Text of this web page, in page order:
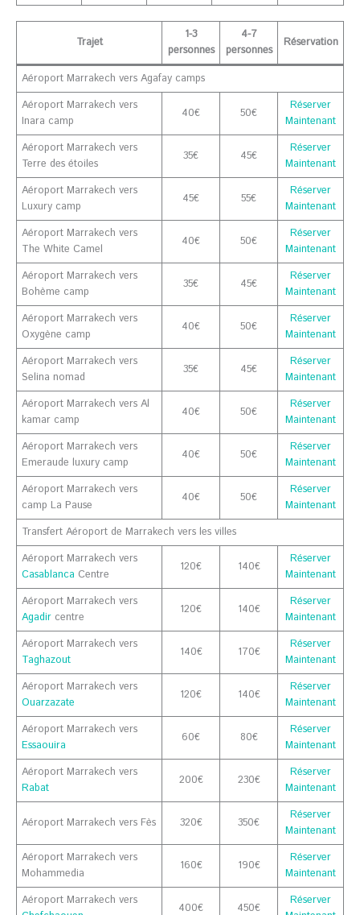
Trajet
1-3
personnes
4-7
personnes
Réservation
Aéroport Marrakech vers Agafay camps
Aéroport Marrakech vers
Inara camp
40€ 50€
Réserver
Maintenant
Aéroport Marrakech vers
Terre des étoiles
35€ 45€
Réserver
Maintenant
Aéroport Marrakech vers
Luxury camp
45€ 55€
Réserver
Maintenant
Aéroport Marrakech vers
The White Camel
40€ 50€
Réserver
Maintenant
Aéroport Marrakech vers
Bohème camp
35€ 45€
Réserver
Maintenant
Aéroport Marrakech vers
Oxygène camp
40€ 50€
Réserver
Maintenant
Aéroport Marrakech vers
Selina nomad
35€ 45€
Réserver
Maintenant
Aéroport Marrakech vers Al
kamar camp
40€ 50€
Réserver
Maintenant
Aéroport Marrakech vers
Emeraude luxury camp
40€ 50€
Réserver
Maintenant
Aéroport Marrakech vers
camp La Pause
40€ 50€
Réserver
Maintenant
Transfert Aéroport de Marrakech vers les villes
Aéroport Marrakech vers
Casablanca Centre
120€ 140€
Réserver
Maintenant
Aéroport Marrakech vers
Agadir centre
120€ 140€
Réserver
Maintenant
Aéroport Marrakech vers
Taghazout
140€ 170€
Réserver
Maintenant
Aéroport Marrakech vers
Ouarzazate
120€ 140€
Réserver
Maintenant
Aéroport Marrakech vers
Essaouira
60€ 80€
Réserver
Maintenant
Aéroport Marrakech vers
Rabat
200€ 230€
Réserver
Maintenant
Aéroport Marrakech vers Fès 320€ 350€
Réserver
Maintenant
Aéroport Marrakech vers
Mohammedia
160€ 190€
Réserver
Maintenant
Aéroport Marrakech vers
400€ 450€
Réserver